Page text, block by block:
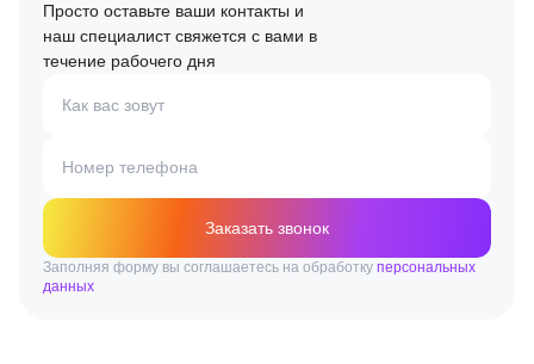
Просто оставьте ваши контакты и
наш специалист свяжется с вами в
течение рабочего дня
Как вас зовут
Номер телефона
Заказать звонок
Заполняя форму вы соглашаетесь на обработку персональных
данных